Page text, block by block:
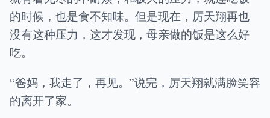
的时候，也是食不知味。但是现在，厉天翔再也
没有这种压力，这才发现，母亲做的饭是这么好
吃。
“爸妈，我走了，再见。”说完，厉天翔就满脸笑容
的离开了家。